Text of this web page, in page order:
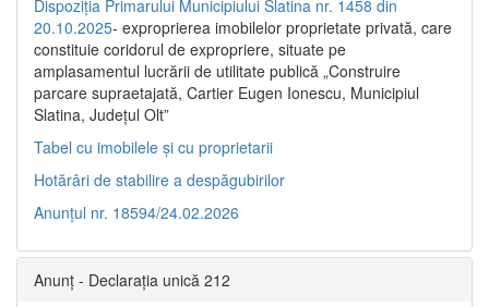
Dispoziția Primarului Municipiului Slatina nr. 1458 din
20.10.2025- exproprierea imobilelor proprietate privată, care
constituie coridorul de expropriere, situate pe
amplasamentul lucrării de utilitate publică „Construire
parcare supraetajată, Cartier Eugen Ionescu, Municipiul
Slatina, Județul Olt”
Tabel cu imobilele și cu proprietarii
Hotărâri de stabilire a despăgubirilor
Anunțul nr. 18594/24.02.2026
Anunț - Declarația unică 212